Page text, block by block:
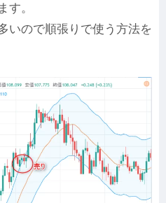
す。
いので順張りで使う方法を